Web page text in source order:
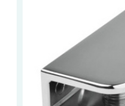
VERRE EXTRACLAIR
VERRE TREMPÉ
PAROI DE DOUCHE